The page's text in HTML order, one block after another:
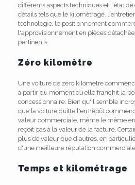
différents aspects techniques et l'état
détails tels que le kilométrage,
technologie, le positionnement
l'approvisionnement en pièces
pertinents.
Zéro kilomètre
Une voiture de zéro kilomètre
à partir du moment où elle franchit la
concessionnaire. Bien qu'il semble
que la voiture quitte l'entrepôt
valeur commerciale, même le même
reçoit pas à la valeur de la facture.
plus de valeur que d'autres, en
d'une meilleure réputation
Temps et kilométrage